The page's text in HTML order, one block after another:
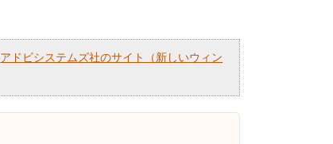
アドビシステムズ社のサイト（新しいウィン